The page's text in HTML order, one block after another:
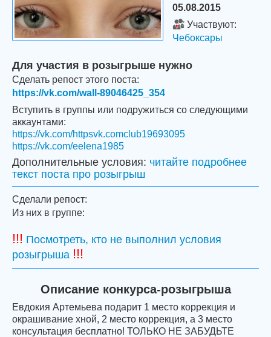
05.08.2015
Участвуют:
Чебоксары
Для участия в розыгрыше нужно
Сделать репост этого поста:
https://vk.com/wall-89046425_354
Вступить в группы или подружиться со следующими
аккаунтами:
https://vk.com/httpsvk.comclub19693095
https://vk.com/eelena1985
Дополнительные условия: читайте подробнее
текст поста про розыгрыш
Сделали репост:
Из них в группе:
!!! Посмотреть, кто не выполнил условия
розыгрыша !!!
Описание конкурса-розыгрыша
Εвдокия Αртемьева подарит 1 место коррекция и
окрашивание хной, 2 место коррекция, а 3 место
консультация бесплатно! ТОЛЬКО НЕ ЗАБУДЬТЕ